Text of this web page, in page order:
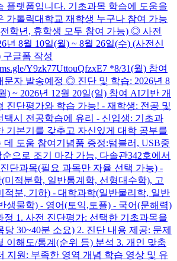
플랫폼입니다. 기초과목 학습에 도움을
가톨릭대학교 재학생 누구나 참여 가능
학년, 휴학생 모두 참여 가능) ◎ 사전
년 8월 10일(월) ~ 8월 26일(수) (사전신
구글폼 작성
Y9zk77UttouQfzxE7 *8/31(월) 참여
문자 발송예정 ◎ 진단 및 학습: 2026년 8
) ~ 2026년 12월 20일(일) 참여 AI기반 개
진단평가와 학습 가능! - 재학생: 전공 및
택시 전공학습에 유리 - 신입생: 기초과
기본기를 갖추고 자신있게 대학 공부를
데 도움 참여기념품 증정:텀블러, USB중
순으로 조기 마감 가능, 다솔관342호에서
단과목(필요 과목만 자율 선택 가능) -
미적분학, 일반통계학, 선형대수학), 고
적분, 기하) - 대학과학(일반물리학, 일반
생물학) - 영어(토익,토플) - 국어(문해력)
1. 사전 진단평가: 선택한 기초과목을
당 30~40분 소요) 2. 진단 내용 제공: 문제
이해도/통계(순위 등) 분석 3. 개인 맞춤
지원: 부족한 영역 개념 학습 영상 및 유